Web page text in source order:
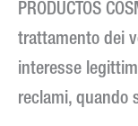
PRODUCTOS
trattamento dei
interesse
reclami, quando